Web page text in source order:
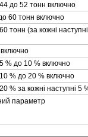
до 52 тонн включно
60 тонн включно
тонн (за кожнi
% до 10 % включно
% до 20 % включно
% за кожнi наступнi 5
параметр